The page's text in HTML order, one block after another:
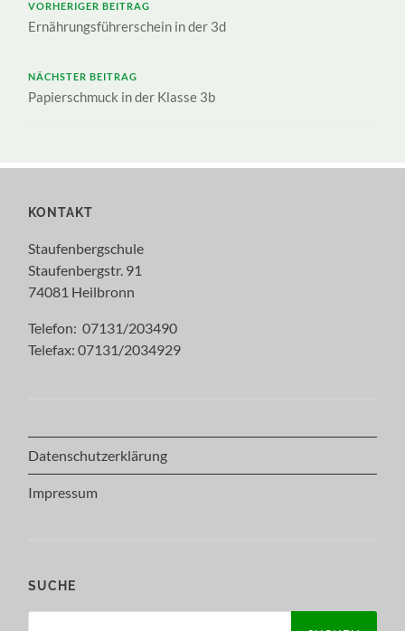
VORHERIGER BEITRAG
Ernährungsführerschein in der 3d
NÄCHSTER BEITRAG
Papierschmuck in der Klasse 3b
KONTAKT
Staufenbergschule
Staufenbergstr. 91
74081 Heilbronn
Telefon: 07131/203490
Telefax: 07131/2034929
Datenschutzerklärung
Impressum
SUCHE